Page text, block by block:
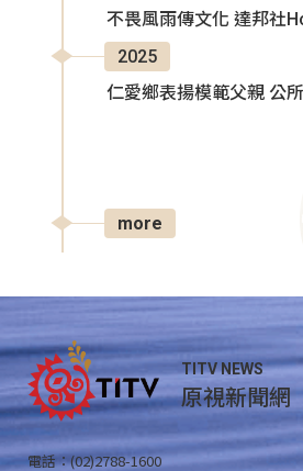
不畏風雨傳文化 達邦社
2025
仁愛鄉表揚模範父親 公
more
TITV NEWS
原視新聞網
電話：(02)2788-1600